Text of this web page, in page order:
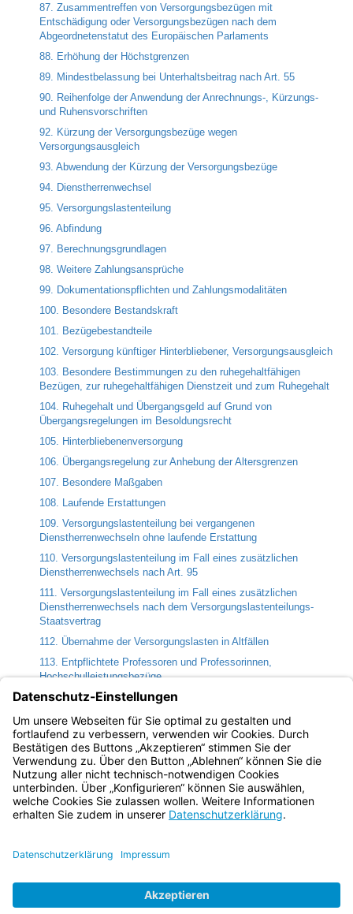
87. Zusammentreffen von Versorgungsbezügen mit
Entschädigung oder Versorgungsbezügen nach dem
Abgeordnetenstatut des Europäischen Parlaments
88. Erhöhung der Höchstgrenzen
89. Mindestbelassung bei Unterhaltsbeitrag nach Art. 55
90. Reihenfolge der Anwendung der Anrechnungs-, Kürzungs-
und Ruhensvorschriften
92. Kürzung der Versorgungsbezüge wegen
Versorgungsausgleich
93. Abwendung der Kürzung der Versorgungsbezüge
94. Dienstherrenwechsel
95. Versorgungslastenteilung
96. Abfindung
97. Berechnungsgrundlagen
98. Weitere Zahlungsansprüche
99. Dokumentationspflichten und Zahlungsmodalitäten
100. Besondere Bestandskraft
101. Bezügebestandteile
102. Versorgung künftiger Hinterbliebener, Versorgungsausgleich
103. Besondere Bestimmungen zu den ruhegehaltfähigen
Bezügen, zur ruhegehaltfähigen Dienstzeit und zum Ruhegehalt
104. Ruhegehalt und Übergangsgeld auf Grund von
Übergangsregelungen im Besoldungsrecht
105. Hinterbliebenenversorgung
106. Übergangsregelung zur Anhebung der Altersgrenzen
107. Besondere Maßgaben
108. Laufende Erstattungen
109. Versorgungslastenteilung bei vergangenen
Dienstherrenwechseln ohne laufende Erstattung
110. Versorgungslastenteilung im Fall eines zusätzlichen
Dienstherrenwechsels nach Art. 95
111. Versorgungslastenteilung im Fall eines zusätzlichen
Dienstherrenwechsels nach dem Versorgungslastenteilungs-
Staatsvertrag
112. Übernahme der Versorgungslasten in Altfällen
113. Entpflichtete Professoren und Professorinnen,
Hochschulleistungsbezüge
114. Übergangsvorschrift zur Verjährung
115. Gleichstehende Tatbestände
117. Ersetzung von Bundesrecht
Bayern.de
BayernPortal
Impressum